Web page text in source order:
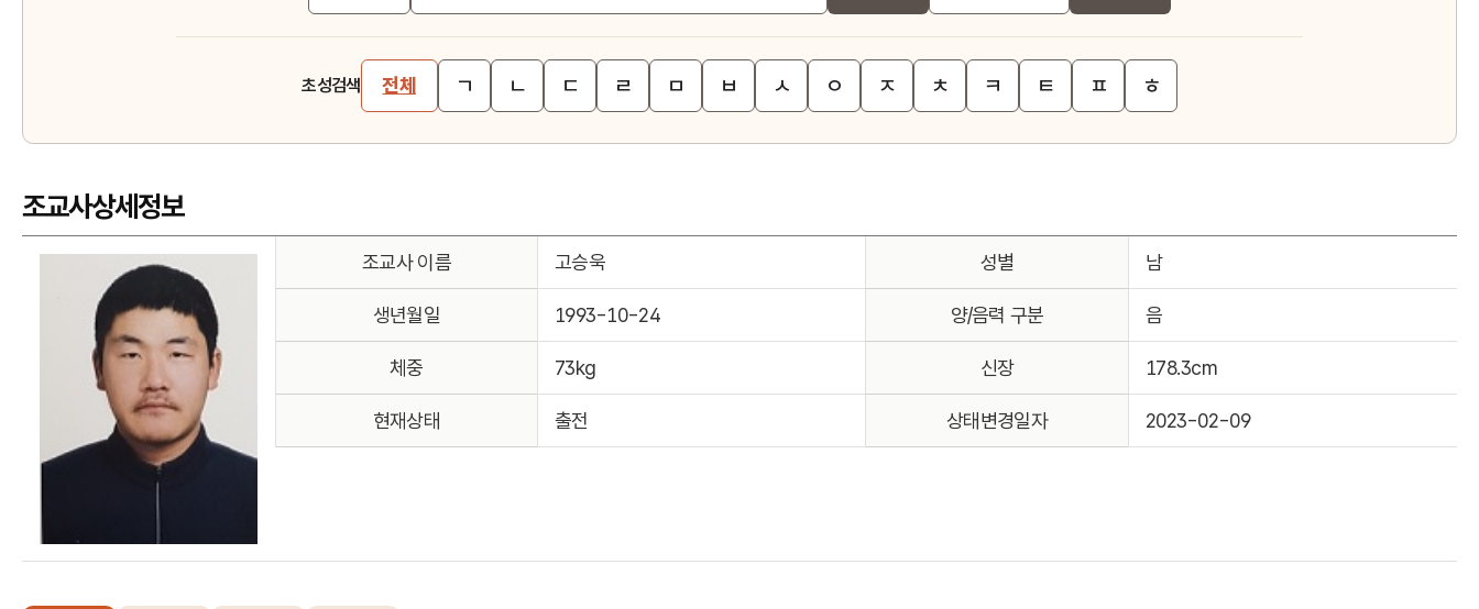
초성검색 전체 ㄱ ㄴ ㄷ ㄹ ㅁ ㅂ ㅅ ㅇ ㅈ ㅊ ㅋ ㅌ ㅍ ㅎ
조교사상세정보
조교사 이름 고승욱 성별 남
생년월일 1993-10-24 양/음력 구분 음
체중 73kg 신장 178.3cm
현재상태 출전 상태변경일자 2023-02-09